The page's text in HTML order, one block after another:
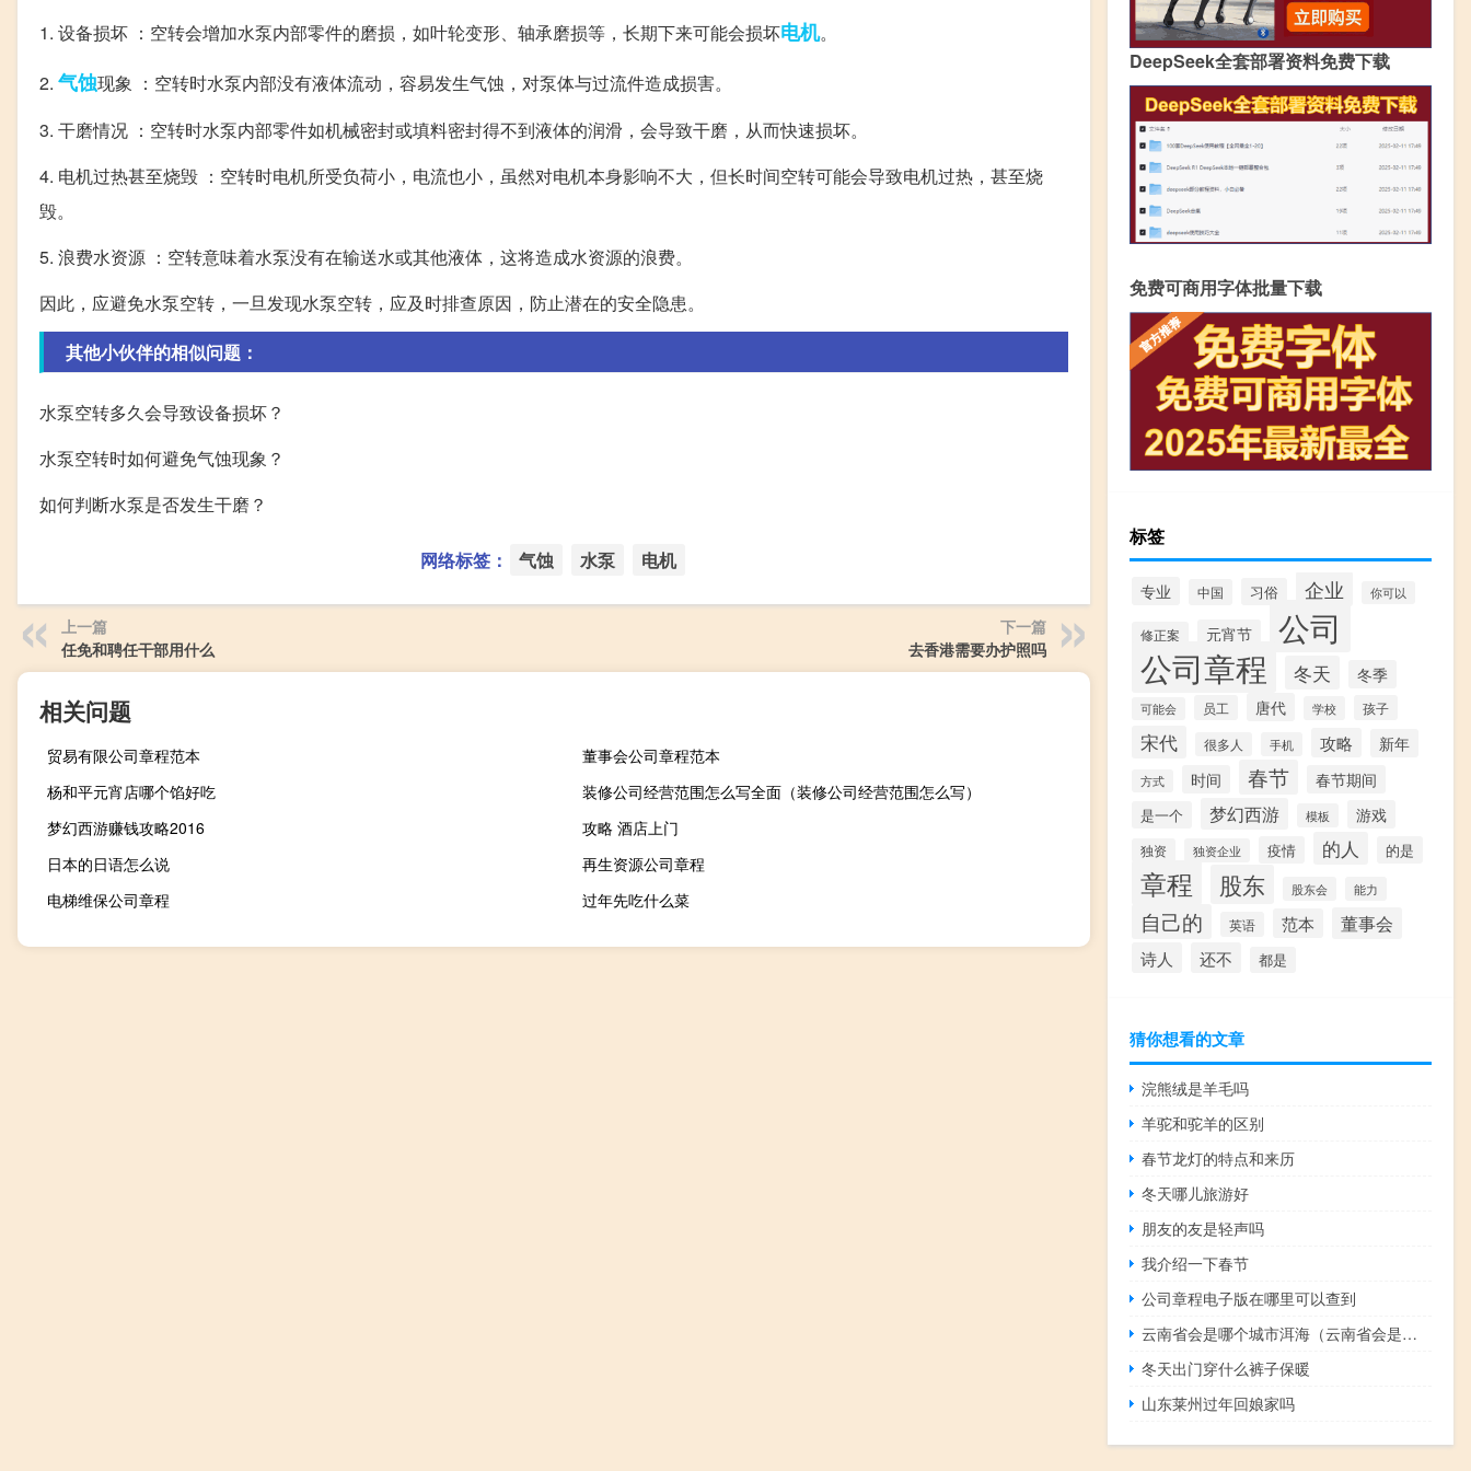
1. 设备损坏 ：空转会增加水泵内部零件的磨损，如叶轮变形、轴承磨损等，长期下来可能会损坏电机。
2. 气蚀现象 ：空转时水泵内部没有液体流动，容易发生气蚀，对泵体与过流件造成损害。
3. 干磨情况 ：空转时水泵内部零件如机械密封或填料密封得不到液体的润滑，会导致干磨，从而快速损坏。
4. 电机过热甚至烧毁 ：空转时电机所受负荷小，电流也小，虽然对电机本身影响不大，但长时间空转可能会导致电机过热，甚至烧
毁。
5. 浪费水资源 ：空转意味着水泵没有在输送水或其他液体，这将造成水资源的浪费。
因此，应避免水泵空转，一旦发现水泵空转，应及时排查原因，防止潜在的安全隐患。
其他小伙伴的相似问题：
水泵空转多久会导致设备损坏？
水泵空转时如何避免气蚀现象？
如何判断水泵是否发生干磨？
网络标签： 气蚀 水泵 电机
上一篇
任免和聘任干部用什么
下一篇
去香港需要办护照吗
相关问题
贸易有限公司章程范本
董事会公司章程范本
杨和平元宵店哪个馅好吃
装修公司经营范围怎么写全面（装修公司经营范围怎么写）
梦幻西游赚钱攻略2016
攻略 酒店上门
日本的日语怎么说
再生资源公司章程
电梯维保公司章程
过年先吃什么菜
DeepSeek全套部署资料免费下载
免费可商用字体批量下载
标签
专业 中国 习俗 企业 你可以
修正案 元宵节 公司
公司章程 冬天 冬季
可能会 员工 唐代 学校 孩子
宋代 很多人 手机 攻略 新年
方式 时间 春节 春节期间
是一个 梦幻西游 模板 游戏
独资 独资企业 疫情 的人 的是
章程 股东 股东会 能力
自己的 英语 范本 董事会
诗人 还不 都是
猜你想看的文章
浣熊绒是羊毛吗
羊驼和驼羊的区别
春节龙灯的特点和来历
冬天哪儿旅游好
朋友的友是轻声吗
我介绍一下春节
公司章程电子版在哪里可以查到
云南省会是哪个城市洱海（云南省会是哪个城市）
冬天出门穿什么裤子保暖
山东莱州过年回娘家吗